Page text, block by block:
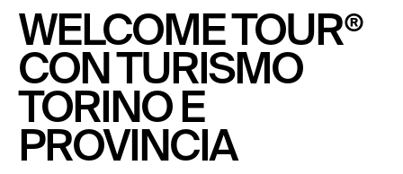
WELCOME TOUR®
CON TURISMO
TORINO E
PROVINCIA